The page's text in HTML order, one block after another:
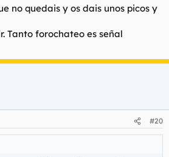
no quedais y os dais unos picos y
Tanto forochateo es señal
#20